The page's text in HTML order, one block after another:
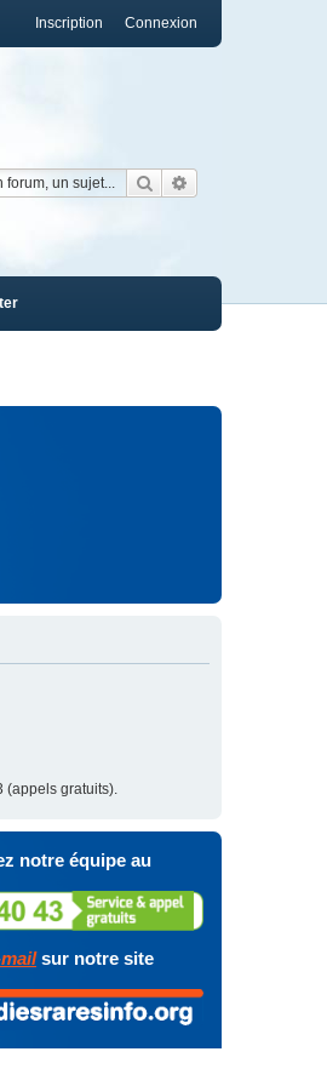
Connexion
Inscription
Rechercher
(appels gratuits).
notre équipe au
sur notre site